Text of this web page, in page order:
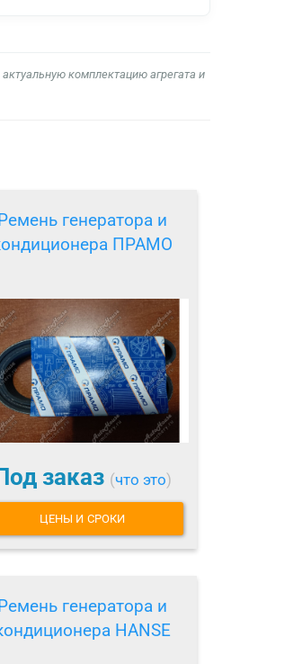
комплектацию агрегата и
генератора и
ПРАМО
заказ (что это)
ЦЕНЫ И СРОКИ
генератора и
HANSE